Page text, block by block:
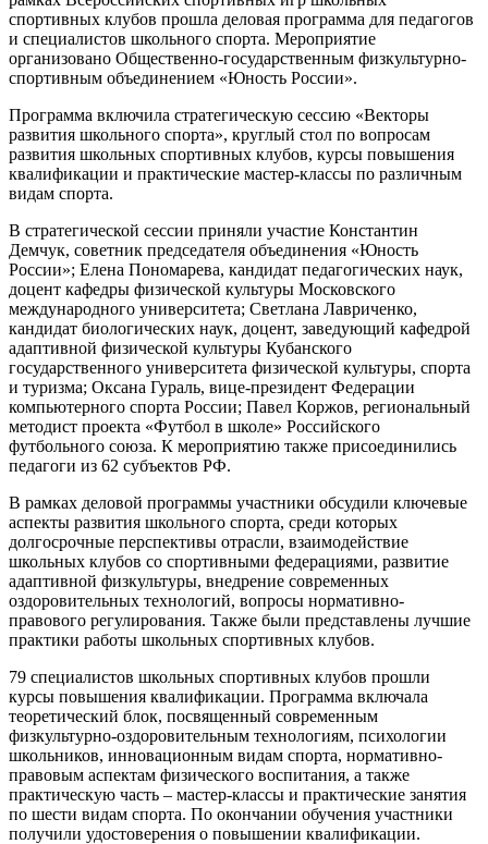
спортивных клубов прошла деловая программа для педагогов
и специалистов школьного спорта. Мероприятие
организовано Общественно-государственным физкультурно-
спортивным объединением «Юность России».
Программа включила стратегическую сессию «Векторы
развития школьного спорта», круглый стол по вопросам
развития школьных спортивных клубов, курсы повышения
квалификации и практические мастер-классы по различным
видам спорта.
В стратегической сессии приняли участие Константин
Демчук, советник председателя объединения «Юность
России»; Елена Пономарева, кандидат педагогических наук,
доцент кафедры физической культуры Московского
международного университета; Светлана Лавриченко,
кандидат биологических наук, доцент, заведующий кафедрой
адаптивной физической культуры Кубанского
государственного университета физической культуры, спорта
и туризма; Оксана Гураль, вице-президент Федерации
компьютерного спорта России; Павел Коржов, региональный
методист проекта «Футбол в школе» Российского
футбольного союза. К мероприятию также присоединились
педагоги из 62 субъектов РФ.
В рамках деловой программы участники обсудили ключевые
аспекты развития школьного спорта, среди которых
долгосрочные перспективы отрасли, взаимодействие
школьных клубов со спортивными федерациями, развитие
адаптивной физкультуры, внедрение современных
оздоровительных технологий, вопросы нормативно-
правового регулирования. Также были представлены лучшие
практики работы школьных спортивных клубов.
79 специалистов школьных спортивных клубов прошли
курсы повышения квалификации. Программа включала
теоретический блок, посвященный современным
физкультурно-оздоровительным технологиям, психологии
школьников, инновационным видам спорта, нормативно-
правовым аспектам физического воспитания, а также
практическую часть – мастер-классы и практические занятия
по шести видам спорта. По окончании обучения участники
получили удостоверения о повышении квалификации.